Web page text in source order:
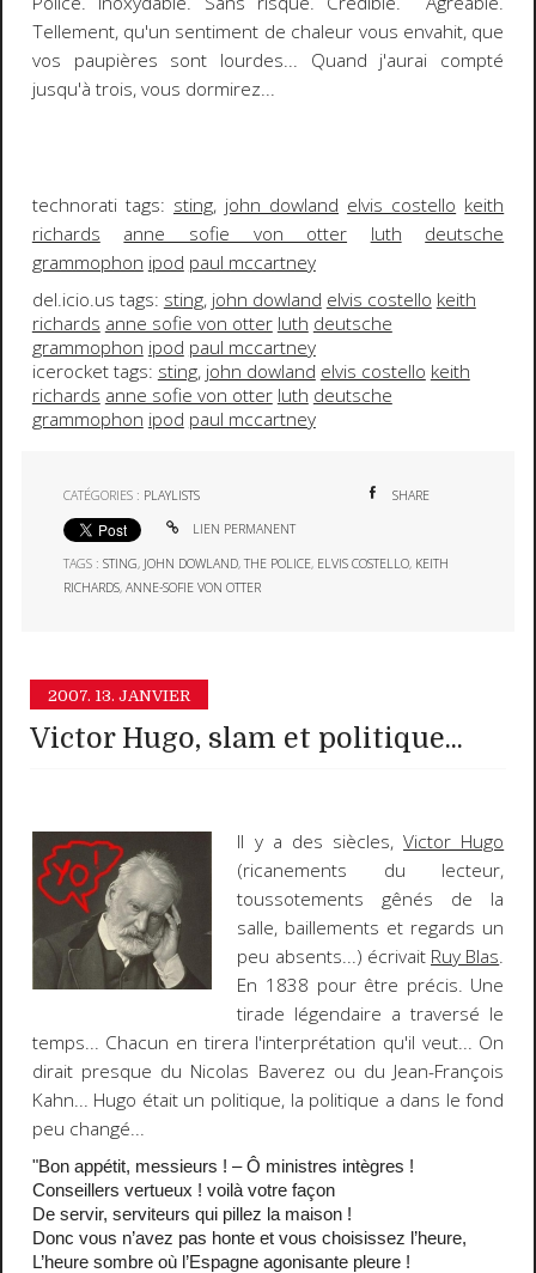
Tellement, qu'un sentiment de chaleur vous envahit, que
vos paupières sont lourdes... Quand j'aurai compté
jusqu'à trois, vous dormirez...
technorati tags: sting, john dowland elvis costello keith
richards
anne sofie von otter luth
deutsche
grammophon ipod paul mccartney
del.icio.us tags: sting, john dowland elvis costello keith
richards anne sofie von otter luth deutsche
grammophon ipod paul mccartney
icerocket tags: sting, john dowland elvis costello keith
richards anne sofie von otter luth deutsche
grammophon ipod paul mccartney
CATÉGORIES : PLAYLISTS SHARE
LIEN PERMANENT
TAGS :STING, JOHN DOWLAND,THE POLICE, ELVIS COSTELLO, KEITH
RICHARDS,ANNE-SOFIE VON OTTER
2007. 13. JANVIER
Victor Hugo, slam et politique...
Il y a des siècles,Victor Hugo
(ricanements du lecteur,
toussotements gênés de la
salle, baillements et regards un
peu absents...) écrivait Ruy Blas.
En 1838 pour être précis. Une
tirade légendaire a traversé le
temps... Chacun en tirera l'interprétation qu'il veut... On
dirait presque du Nicolas Baverez ou du Jean-François
Kahn... Hugo était un politique, la politique a dans le fond
peu changé...
"Bon appétit, messieurs ! – Ô ministres intègres !
Conseillers vertueux ! voilà votre façon
De servir, serviteurs qui pillez la maison !
Donc vous n’avez pas honte et vous choisissez l’heure,
L’heure sombre où l’Espagne agonisante pleure !